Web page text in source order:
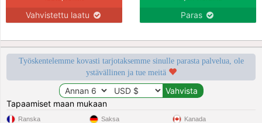
Vahvistettu laatu Paras
Työskentelemme kovasti tarjotaksemme sinulle parasta palvelua, ole
ystävällinen ja tue meitä
Tapaamiset maan mukaan
Ranska Saksa Kanada